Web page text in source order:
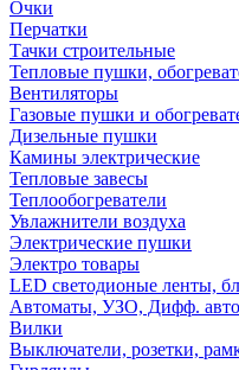
Очки
Перчатки
Тачки строительные
Тепловые пушки,
Вентиляторы
Газовые пушки и
Дизельные пушки
Камины электрические
Тепловые завесы
Теплообогреватели
Увлажнители воздуха
Электрические пушки
Электро товары
LED светодионые ленты,
Автоматы, УЗО, Дифф.
Вилки
Выключатели, розетки,